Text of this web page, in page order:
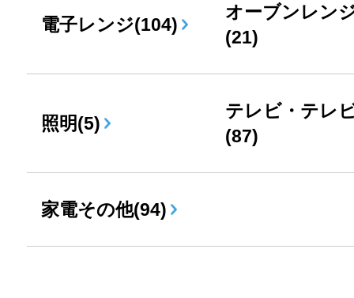
電子レンジ(104)
オーブンレン
(21)
照明(5)
テレビ・テレ
(87)
家電その他(94)